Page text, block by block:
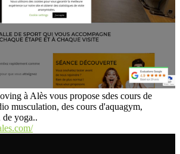
à Alès vous propose sdes cours de
musculation, des cours d'aquagym,
de yoga..